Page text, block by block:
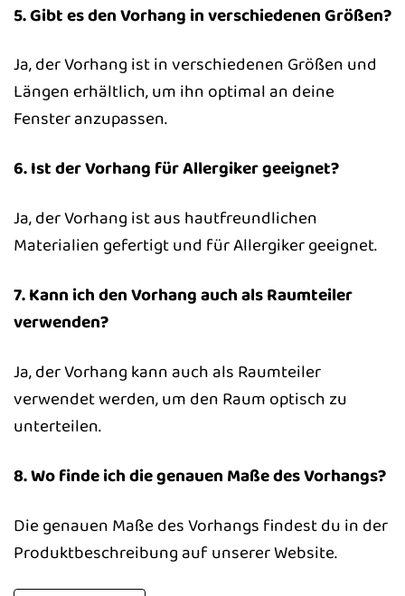
5. Gibt es den Vorhang in verschiedenen Größen?
Ja, der Vorhang ist in verschiedenen Größen und
Längen erhältlich, um ihn optimal an deine
Fenster anzupassen.
6. Ist der Vorhang für Allergiker geeignet?
Ja, der Vorhang ist aus hautfreundlichen
Materialien gefertigt und für Allergiker geeignet.
7. Kann ich den Vorhang auch als Raumteiler
verwenden?
Ja, der Vorhang kann auch als Raumteiler
verwendet werden, um den Raum optisch zu
unterteilen.
8. Wo finde ich die genauen Maße des Vorhangs?
Die genauen Maße des Vorhangs findest du in der
Produktbeschreibung auf unserer Website.